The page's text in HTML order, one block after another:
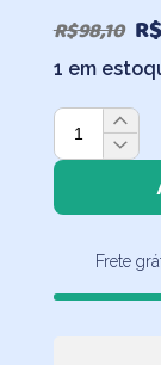
R$98,10 O
era:
R$
1 em
Fronha
Infantil
Flor
Frete